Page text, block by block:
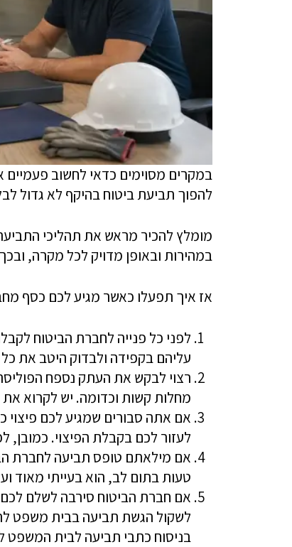
במקרים מסוימים כדאי לחשוב
להפוך תביעת ביטוח בהיקף לא גדול
מומלץ להכיר מראש את תהליכי
במהירות ובאופן מדויק לכל מקרה,
אז איך תפעלו כאשר מגיע לכם כסף
לפני כל פנייה לחברת הביטוח
עליהם בקפידה ולבדוק היטב את
רצוי לבקש את העתק נספח
מחלות קשות וכדומה. יש לקרוא
אם אתה סבורים שמגיע לכם פיצוי
לעזור לכם בקבלת הפיצוי. כמובן,
אם מילאתם טופס תביעה לחברת
טעות בתום לב, הוא בעייתי מאוד
אם חברת הביטוח סירבה לשלם
לשקול הגשת תביעה בבית משפט
בניסוח כתבי תביעה לבית המשפט